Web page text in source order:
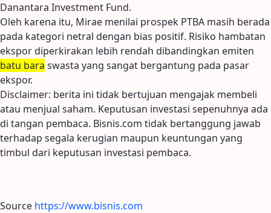
Danantara Investment Fund.
Oleh karena itu, Mirae menilai prospek PTBA masih berada
pada kategori netral dengan bias positif. Risiko hambatan
ekspor diperkirakan lebih rendah dibandingkan emiten
batu bara swasta yang sangat bergantung pada pasar
ekspor.
Disclaimer: berita ini tidak bertujuan mengajak membeli
atau menjual saham. Keputusan investasi sepenuhnya ada
di tangan pembaca. Bisnis.com tidak bertanggung jawab
terhadap segala kerugian maupun keuntungan yang
timbul dari keputusan investasi pembaca.
Source https://www.bisnis.com